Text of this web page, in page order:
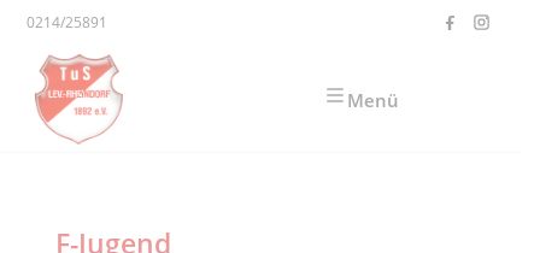
Zum Inhalt springen
0214/25891
Menü
F-Jugend